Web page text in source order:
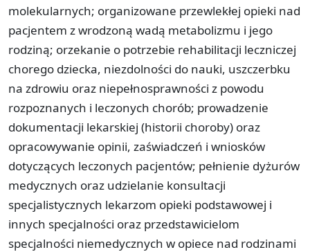
molekularnych; organizowane przewlekłej opieki nad
pacjentem z wrodzoną wadą metabolizmu i jego
rodziną; orzekanie o potrzebie rehabilitacji leczniczej
chorego dziecka, niezdolności do nauki, uszczerbku
na zdrowiu oraz niepełnosprawności z powodu
rozpoznanych i leczonych chorób; prowadzenie
dokumentacji lekarskiej (historii choroby) oraz
opracowywanie opinii, zaświadczeń i wniosków
dotyczących leczonych pacjentów; pełnienie dyżurów
medycznych oraz udzielanie konsultacji
specjalistycznych lekarzom opieki podstawowej i
innych specjalności oraz przedstawicielom
specjalności niemedycznych w opiece nad rodzinami